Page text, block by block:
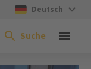
Deutsch
Suche